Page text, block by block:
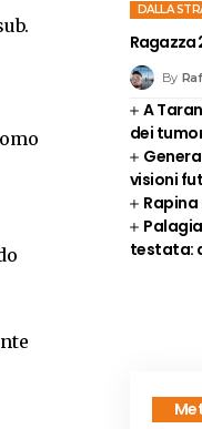
DALLA
Ragazza
By
A
dei
visioni
testata: